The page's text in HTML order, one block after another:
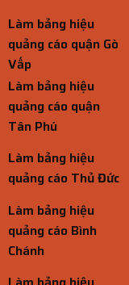
Làm bảng hiệu
quảng cáo quận Gò
Vấp
Làm bảng hiệu
quảng cáo quận
Tân Phú
Làm bảng hiệu
quảng cáo Thủ Đức
Làm bảng hiệu
quảng cáo Bình
Chánh